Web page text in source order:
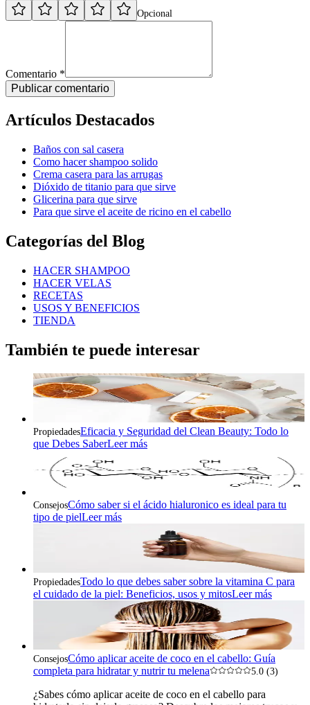
Opcional
Comentario *
Publicar comentario
Artículos Destacados
Baños con sal casera
Como hacer shampoo solido
Crema casera para las arrugas
Dióxido de titanio para que sirve
Glicerina para que sirve
Para que sirve el aceite de ricino en el cabello
Categorías del Blog
HACER SHAMPOO
HACER VELAS
RECETAS
USOS Y BENEFICIOS
TIENDA
También te puede interesar
PropiedadesEficacia y Seguridad del Clean Beauty: Todo lo
que Debes SaberLeer más
ConsejosCómo saber si el ácido hialuronico es ideal para tu
tipo de pielLeer más
PropiedadesTodo lo que debes saber sobre la vitamina C para
el cuidado de la piel: Beneficios, usos y mitosLeer más
ConsejosCómo aplicar aceite de coco en el cabello: Guía
completa para hidratar y nutrir tu melena
5.0 (3)
¿Sabes cómo aplicar aceite de coco en el cabello para